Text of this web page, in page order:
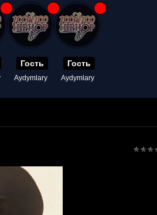
Гость
Aydymlary
Гость
Aydymlary